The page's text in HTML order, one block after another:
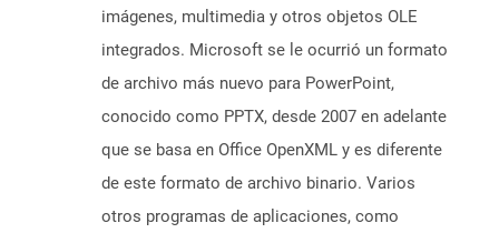
imágenes, multimedia y otros objetos OLE
integrados. Microsoft se le ocurrió un formato
de archivo más nuevo para PowerPoint,
conocido como PPTX, desde 2007 en adelante
que se basa en Office OpenXML y es diferente
de este formato de archivo binario. Varios
otros programas de aplicaciones, como